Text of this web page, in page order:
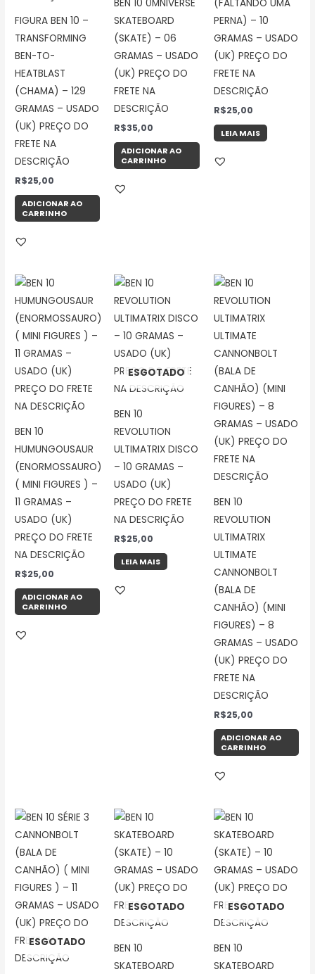
FIGURA BEN 10 –
TRANSFORMING
BEN-TO-
HEATBLAST
(CHAMA) – 129
GRAMAS – USADO
(UK) PREÇO DO
FRETE NA
DESCRIÇÃO
R$25,00
ADICIONAR AO
CARRINHO
BEN 10 0MNIVERSE
SKATEBOARD
(SKATE) – 06
GRAMAS – USADO
(UK) PREÇO DO
FRETE NA
DESCRIÇÃO
R$35,00
ADICIONAR AO
CARRINHO
(FALTANDO UMA
PERNA) – 10
GRAMAS – USADO
(UK) PREÇO DO
FRETE NA
DESCRIÇÃO
R$25,00
LEIA MAIS
BEN 10
HUMUNGOUSAUR
(ENORMOSSAURO)
( MINI FIGURES ) –
11 GRAMAS –
USADO (UK)
PREÇO DO FRETE
NA DESCRIÇÃO
R$25,00
ADICIONAR AO
CARRINHO
ESGOTADO
BEN 10
REVOLUTION
ULTIMATRIX DISCO
– 10 GRAMAS –
USADO (UK)
PREÇO DO FRETE
NA DESCRIÇÃO
R$25,00
LEIA MAIS
BEN 10
REVOLUTION
ULTIMATRIX
ULTIMATE
CANNONBOLT
(BALA DE
CANHÃO) (MINI
FIGURES) – 8
GRAMAS – USADO
(UK) PREÇO DO
FRETE NA
DESCRIÇÃO
R$25,00
ADICIONAR AO
CARRINHO
ESGOTADO
ESGOTADO
BEN 10
SKATEBOARD
ESGOTADO
BEN 10
SKATEBOARD